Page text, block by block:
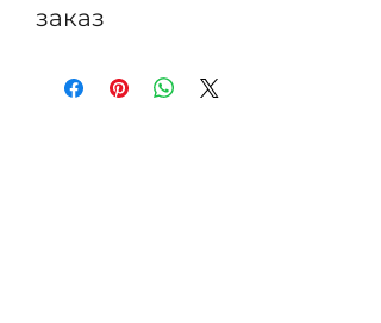
заказ